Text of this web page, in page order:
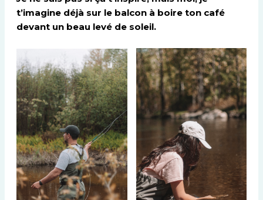
t’imagine déjà sur le balcon à boire ton café
devant un beau levé de soleil.